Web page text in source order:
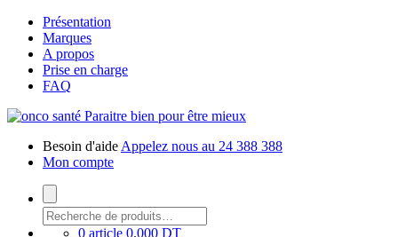
Présentation
Marques
A propos
Prise en charge
FAQ
Paraitre bien pour être mieux
Besoin d'aide Appelez nous au 24 388 388
Mon compte
0 article 0.000 DT